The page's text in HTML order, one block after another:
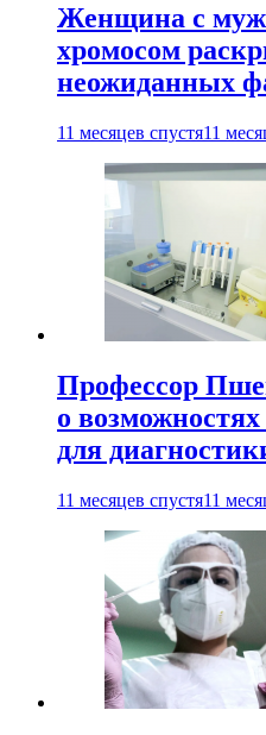
Женщина с
хромосом
неожиданных
11 месяцев спустя11
Профессор
о возможностях
для
11 месяцев спустя11